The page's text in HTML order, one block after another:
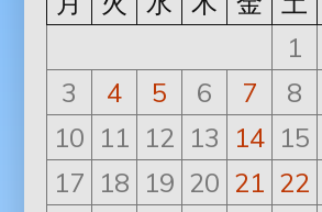
1
3
4 5 6 7 8
10 11 12 13 14 15
17 18 19 20 21 22